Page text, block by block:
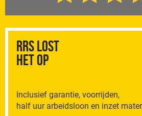
RRS Lost
het op
Inclusief garantie, voorrijden,
half uur arbeidsloon en inzet